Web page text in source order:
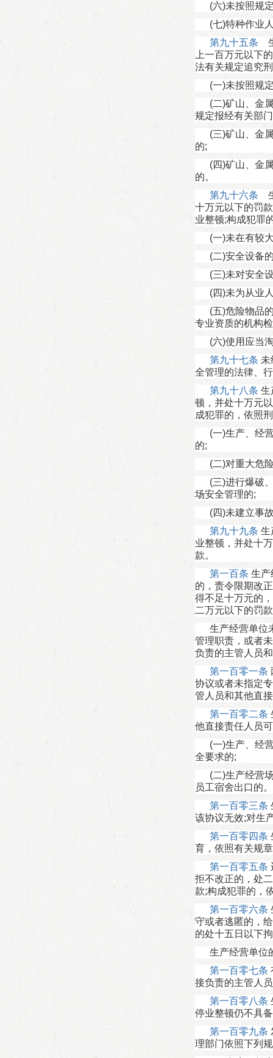
(六)未按照规
(七)特种作业
第九十五条
上一百万元以下
法有关规定追究
(一)未按照规
(二)矿山、金
规定报经有关部
(三)矿山、金
的;
(四)矿山、金
的。
第九十六条
十万元以下的罚
业整顿;构成犯罪
(一)未在有较
(二)安全设备
(三)未对安全
(四)未为从业
(五)危险物品
专业资质的机构
(六)使用应当
第九十七条 未
全管理的法律、
第九十八条 生
顿，并处十万元
成犯罪的，依照
(一)生产、经
的;
(二)对重大危
(三)进行爆破
场安全管理的;
(四)未建立事
第九十九条 生
业整顿，并处十
款。
第一百条 生产
的，责令限期改
得不足十万元的
二万元以下的罚
生产经营单位
管理职责，或者
负责的主管人员
第一百零一条
协议或者未指定
管人员和其他直
第一百零二条
他直接责任人员
(一)生产、经
全要求的;
(二)生产经营
员工宿舍出口的。
第一百零三条
该协议无效;对生
第一百零四条
育，依照有关规
第一百零五条
拒不改正的，处
款;构成犯罪的，
第一百零六条
守或者逃匿的，
的处十五日以下
生产经营单位
第一百零七条
接负责的主管人
第一百零八条
停业整顿仍不具
第一百零九条
理部门依照下列